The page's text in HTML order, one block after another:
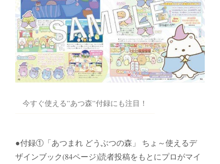
今すぐ使える”あつ森”付録にも注目！
●付録①「あつまれ どうぶつの森」 ちょ～使えるデ
ザインブック(84ページ)読者投稿をもとにプロがマイ